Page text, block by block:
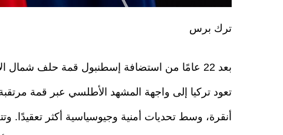
ترك برس
بعد 22 عامًا من استضافة إسطنبول قمة حلف شمال
تعود تركيا إلى واجهة المشهد الأطلسي عبر قمة
أنقرة، وسط تحديات أمنية وجيوسياسية أكثر تعقيدًا.